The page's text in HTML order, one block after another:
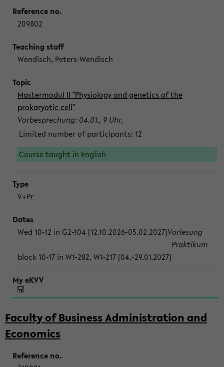
209802
Wendisch, Peters-Wendisch
Mastermodul II "Physiology and genetics of the
prokaryotic cell"
Vorbesprechung: 04.01., 9 Uhr,
Limited number of participants: 12
Course taught in English
V+Pr
Wed 10-12 in G2-104 [12.10.2026-05.02.2027]Vorlesung
block 10-17 in W1-282, W1-217 [04.-29.01.2027]
Praktikum
Faculty of Business Administration and
Economics